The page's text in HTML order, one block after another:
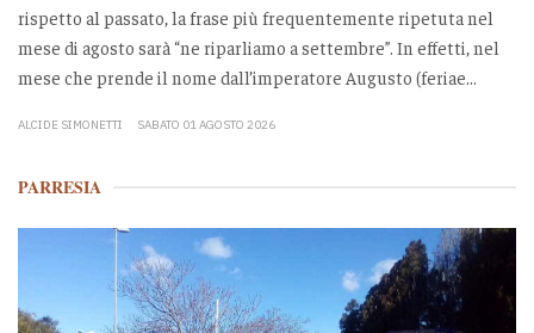
rispetto al passato, la frase più frequentemente ripetuta nel
mese di agosto sarà “ne riparliamo a settembre”. In effetti, nel
mese che prende il nome dall’imperatore Augusto (feriae...
ALCIDE SIMONETTI SABATO 01 AGOSTO 2026
PARRESIA